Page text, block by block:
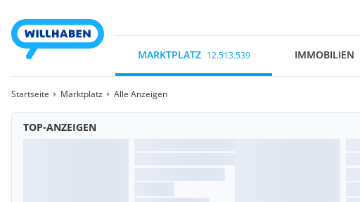
MARKTPLATZ 12.513.539 IMMOBILIEN
Startseite Marktplatz Alle Anzeigen
TOP-ANZEIGEN